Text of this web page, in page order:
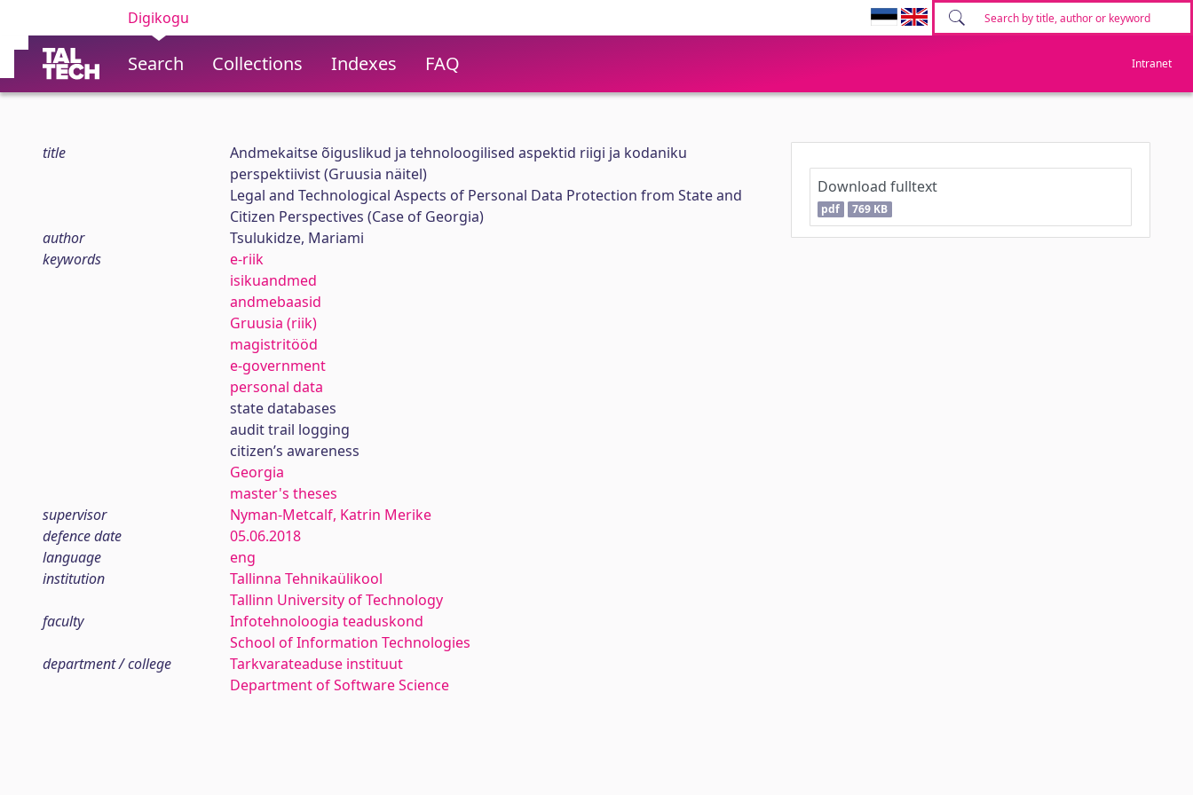
Digikogu
Search Collections Indexes FAQ Intranet
title
Andmekaitse õiguslikud ja tehnoloogilised aspektid riigi ja kodaniku
perspektiivist (Gruusia näitel)
Legal and Technological Aspects of Personal Data Protection from State and
Citizen Perspectives (Case of Georgia)
author
Tsulukidze, Mariami
keywords
e-riik
isikuandmed
andmebaasid
Gruusia (riik)
magistritööd
e-government
personal data
state databases
audit trail logging
citizen’s awareness
Georgia
master's theses
supervisor
Nyman-Metcalf, Katrin Merike
defence date
05.06.2018
language
eng
institution
Tallinna Tehnikaülikool
Tallinn University of Technology
faculty
Infotehnoloogia teaduskond
School of Information Technologies
department / college
Tarkvarateaduse instituut
Department of Software Science
Download fulltext
pdf 769 KB